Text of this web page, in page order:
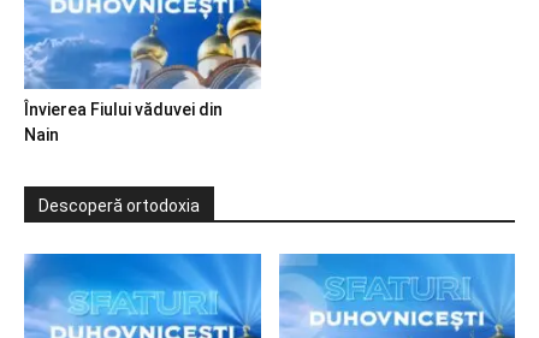
Învierea Fiului văduvei din
Nain
Descoperă ortodoxia